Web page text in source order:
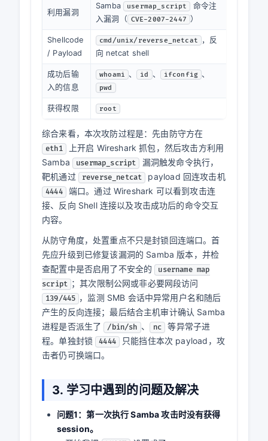
根据 Wireshark 抓包结果，本次攻击信息整理如
分析项目 结果
攻击者 IP 192.168.200.194
目标 IP 192.168.200.130
目标端口 139
回连端口 4444
攻击发起
时间
相对时间
（第 5
帧 TCP SYN）
利用漏洞
入漏洞（ CVE-2007-2447 ）
Shellcode
/ Payload
cmd/unix/reverse_netcat ，反
向 netcat shell
成功后输
入的信息
whoami 、 id 、 ifconfig 、
pwd
获得权限 root
综合来看，本次攻防过程是：先由防守方在
Samba usermap_script 漏洞触发命令执行，
靶机通过
4444 端口。通过 Wireshark 可以看到攻击连
接、反向 Shell 连接以及攻击成功后的命令交互